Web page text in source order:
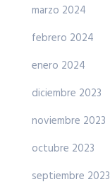
marzo 2024
febrero 2024
enero 2024
diciembre 2023
noviembre 2023
octubre 2023
septiembre 2023